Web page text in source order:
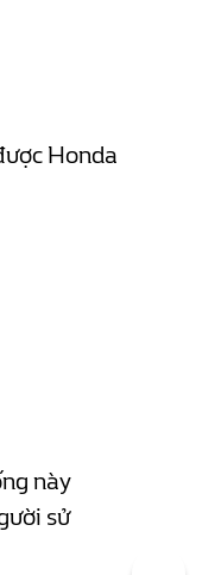
Honda
này
sử